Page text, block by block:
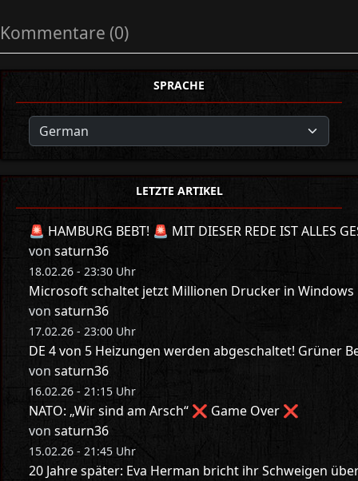
Kommentare (0)
SPRACHE
LETZTE ARTIKEL
🚨 HAMBURG BEBT! 🚨 MIT DIESER REDE IST ALLES
von saturn36
18.02.26 - 23:30 Uhr
Microsoft schaltet jetzt Millionen Drucker in Windows
von saturn36
17.02.26 - 23:00 Uhr
DE 4 von 5 Heizungen werden abgeschaltet! Grüner
von saturn36
16.02.26 - 21:15 Uhr
NATO: „Wir sind am Arsch“ ❌ Game Over ❌
von saturn36
15.02.26 - 21:45 Uhr
20 Jahre später: Eva Herman bricht ihr Schweigen